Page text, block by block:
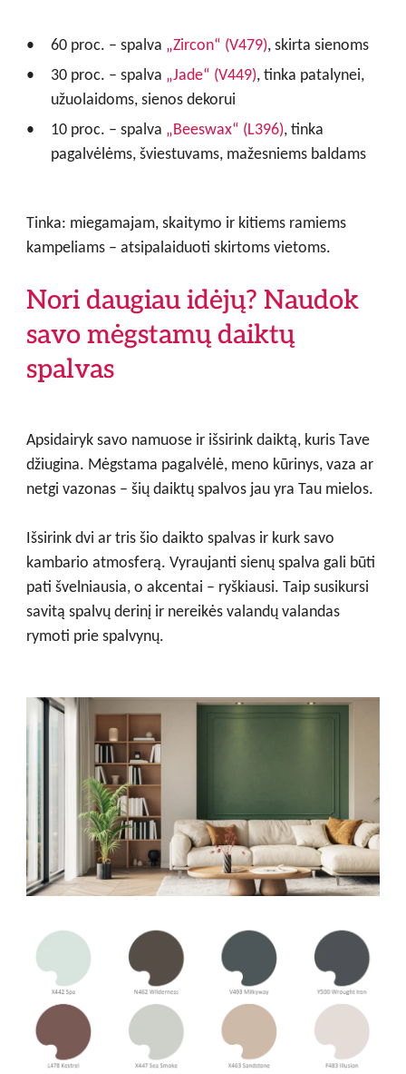
60 proc. – spalva „Zircon“ (V479), skirta sienoms
30 proc. – spalva „Jade“ (V449), tinka patalynei,
užuolaidoms, sienos dekorui
10 proc. – spalva „Beeswax“ (L396), tinka
pagalvėlėms, šviestuvams, mažesniems baldams
Tinka: miegamajam, skaitymo ir kitiems ramiems
kampeliams – atsipalaiduoti skirtoms vietoms.
Nori daugiau idėjų? Naudok
savo mėgstamų daiktų
spalvas
Apsidairyk savo namuose ir išsirink daiktą, kuris Tave
džiugina. Mėgstama pagalvėlė, meno kūrinys, vaza ar
netgi vazonas – šių daiktų spalvos jau yra Tau mielos.
Išsirink dvi ar tris šio daikto spalvas ir kurk savo
kambario atmosferą. Vyraujanti sienų spalva gali būti
pati švelniausia, o akcentai – ryškiausi. Taip susikursi
savitą spalvų derinį ir nereikės valandų valandas
rymoti prie spalvynų.